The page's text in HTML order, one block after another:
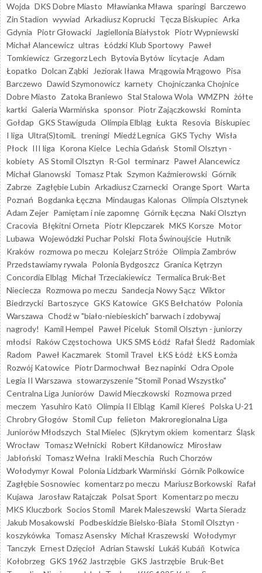
Wojda DKS Dobre Miasto Mławianka Mława sparingi Barczewo
Zin Stadion wywiad Arkadiusz Koprucki Tęcza Biskupiec Arka
Gdynia Piotr Głowacki Jagiellonia Białystok Piotr Wypniewski
Michał Alancewicz ultras Łódzki Klub Sportowy Paweł
Tomkiewicz Grzegorz Lech Bytovia Bytów licytacje Adam
Łopatko Dolcan Ząbki Jeziorak Iława Mrągowia Mrągowo Pisa
Barczewo Dawid Szymonowicz karnety Chojniczanka Chojnice
Dobre Miasto Zatoka Braniewo Stal Stalowa Wola WMZPN żółte
kartki Galeria Warmińska sponsor Piotr Zajączkowski Rominta
Gołdap GKS Stawiguda Olimpia Elbląg Łukta Resovia Biskupiec
I liga Ultra(S)tomiL treningi Miedź Legnica GKS Tychy Wisła
Płock III liga Korona Kielce Lechia Gdańsk Stomil Olsztyn -
kobiety AS Stomil Olsztyn R-Gol terminarz Paweł Alancewicz
Michał Glanowski Tomasz Ptak Szymon Kaźmierowski Górnik
Zabrze Zagłębie Lubin Arkadiusz Czarnecki Orange Sport Warta
Poznań Bogdanka Łęczna Mindaugas Kalonas Olimpia Olsztynek
Adam Zejer Pamiętam i nie zapomnę Górnik Łęczna Naki Olsztyn
Cracovia Błękitni Orneta Piotr Klepczarek MKS Korsze Motor
Lubawa Wojewódzki Puchar Polski Flota Świnoujście Hutnik
Kraków rozmowa po meczu Kolejarz Stróże Olimpia Zambrów
Przedstawiamy rywala Polonia Bydgoszcz Granica Kętrzyn
Concordia Elbląg Michał Trzeciakiewicz Termalica Bruk-Bet
Nieciecza Rozmowa po meczu Sandecja Nowy Sącz Wiktor
Biedrzycki Bartoszyce GKS Katowice GKS Bełchatów Polonia
Warszawa Chodź w "biało-niebieskich" barwach i zdobywaj
nagrody!
Kamil Hempel Paweł Piceluk Stomil Olsztyn - juniorzy
młodsi Raków Częstochowa UKS SMS Łódź Rafał Śledź Radomiak
Radom Paweł Kaczmarek Stomil Travel ŁKS Łódź ŁKS Łomża
Rozwój Katowice Piotr Darmochwał Bez napinki Odra Opole
Legia II Warszawa stowarzyszenie "Stomil Ponad Wszystko"
Centralna Liga Juniorów Dawid Mieczkowski Rozmowa przed
meczem Yasuhiro Katō Olimpia II Elbląg Kamil Kiereś Polska U-21
Chrobry Głogów Stomil Cup felieton Makroregionalna Liga
Juniorów Młodszych Stal Mielec (S)krytym okiem komentarz Śląsk
Wrocław Tomasz Wełnicki Robert Kiłdanowicz Mirosław
Jabłoński Tomasz Wełna Irakli Meschia Ruch Chorzów
Wołodymyr Kowal Polonia Lidzbark Warmiński Górnik Polkowice
Zagłębie Sosnowiec komentarz po meczu Mariusz Borkowski Rafał
Kujawa
Jarosław Ratajczak Polsat Sport Komentarz po meczu
MKS Kluczbork Socios Stomil Marek Maleszewski Warta Sieradz
Jakub Mosakowski Podbeskidzie Bielsko-Biała Stomil Olsztyn -
koszykówka Tomasz Asensky Michał Kraszewski Wołodymyr
Tanczyk Ernest Dzięcioł Adrian Stawski Lukáš Kubáň Kotwica
Kołobrzeg GKS 1962 Jastrzębie GKS Jastrzębie Bruk-Bet